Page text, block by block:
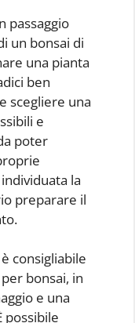
passaggio
un bonsai di
una pianta
ben
scegliere una
e
poter
la
preparare il
consigliabile
bonsai, in
e una
possibile